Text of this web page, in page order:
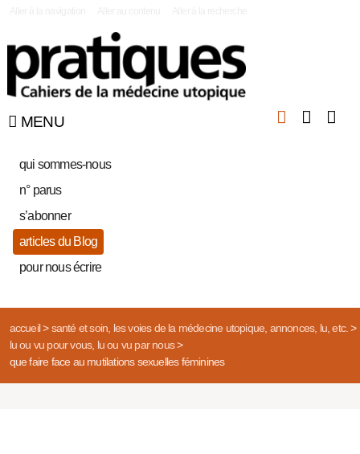
MENU
qui sommes-nous
n° parus
s’abonner
articles du Blog
pour nous écrire
accueil> santé et soin, les voies de la médecine utopique, annonces, lu, etc.>
lu ou vu pour vous, lu ou vu par nous>
que faire face au mutilations sexuelles féminines